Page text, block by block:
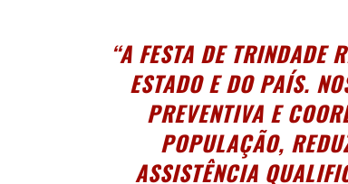
“A FESTA DE TRINDADE
ESTADO E DO PAÍS.
PREVENTIVA E
POPULAÇÃO,
ASSISTÊNCIA